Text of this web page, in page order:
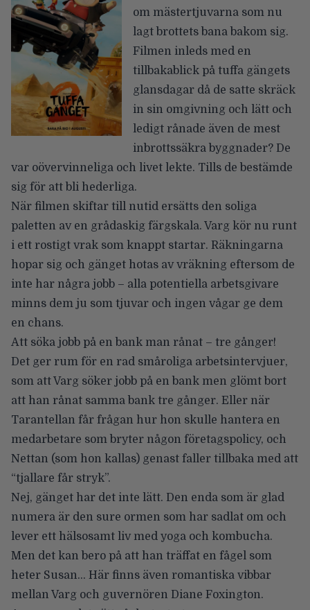
om mästertjuvarna som nu
lagt brottets bana bakom sig.
Filmen inleds med en
tillbakablick på tuffa gängets
glansdagar då de satte skräck
in sin omgivning och lätt och
ledigt rånade även de mest
inbrottssäkra byggnader? De
var oövervinneliga och livet lekte. Tills de bestämde
sig för att bli hederliga.
När filmen skiftar till nutid ersätts den soliga
paletten av en grådaskig färgskala. Varg kör nu runt
i ett rostigt vrak som knappt startar. Räkningarna
hopar sig och gänget hotas av vräkning eftersom de
inte har några jobb – alla potentiella arbetsgivare
minns dem ju som tjuvar och ingen vågar ge dem
en chans.
Att söka jobb på en bank man rånat – tre gånger!
Det ger rum för en rad småroliga arbetsintervjuer,
som att Varg söker jobb på en bank men glömt bort
att han rånat samma bank tre gånger. Eller när
Tarantellan får frågan hur hon skulle hantera en
medarbetare som bryter någon företagspolicy, och
Nettan (som hon kallas) genast faller tillbaka med att
“tjallare får stryk”.
Nej, gänget har det inte lätt. Den enda som är glad
numera är den sure ormen som har sadlat om och
lever ett hälsosamt liv med yoga och kombucha.
Men det kan bero på att han träffat en fågel som
heter Susan… Här finns även romantiska vibbar
mellan Varg och guvernören Diane Foxington.